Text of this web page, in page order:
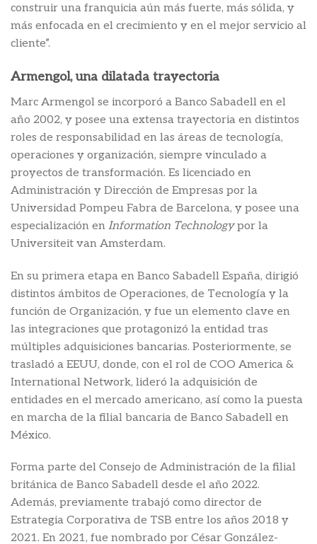
construir una franquicia aún más fuerte, más sólida, y
más enfocada en el crecimiento y en el mejor servicio al
cliente”.
Armengol, una dilatada trayectoria
Marc Armengol se incorporó a Banco Sabadell en el
año 2002, y posee una extensa trayectoria en distintos
roles de responsabilidad en las áreas de tecnología,
operaciones y organización, siempre vinculado a
proyectos de transformación. Es licenciado en
Administración y Dirección de Empresas por la
Universidad Pompeu Fabra de Barcelona, y posee una
especialización en Information Technologypor la
Universiteit van Amsterdam.
En su primera etapa en Banco Sabadell España, dirigió
distintos ámbitos de Operaciones, de Tecnología y la
función de Organización, y fue un elemento clave en
las integraciones que protagonizó la entidad tras
múltiples adquisiciones bancarias. Posteriormente, se
trasladó a EEUU, donde, con el rol de COO America &
International Network, lideró la adquisición de
entidades en el mercado americano, así como la puesta
en marcha de la filial bancaria de Banco Sabadell en
México.
Forma parte del Consejo de Administración de la filial
británica de Banco Sabadell desde el año 2022.
Además, previamente trabajó como director de
Estrategia Corporativa de TSB entre los años 2018 y
2021. En 2021, fue nombrado por César González-